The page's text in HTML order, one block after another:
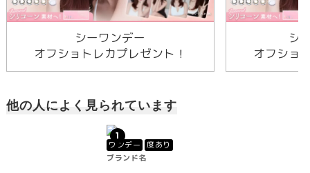
シーワンデー
オフショトレカプレゼント！
シ
オフショ
他の人によく見られています
1
ワンデー
度あり
ブランド名